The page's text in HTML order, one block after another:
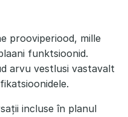
prooviperiood, mille
funktsioonid.
arvu vestlusi vastavalt
incluse în planul